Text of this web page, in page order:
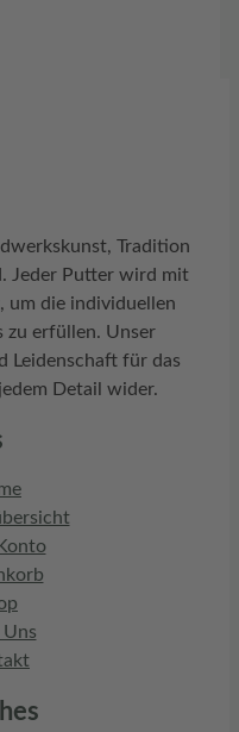
Tradition
Jeder Putter wird mit
um die individuellen
zu erfüllen. Unser
Leidenschaft für das
Detail wider.